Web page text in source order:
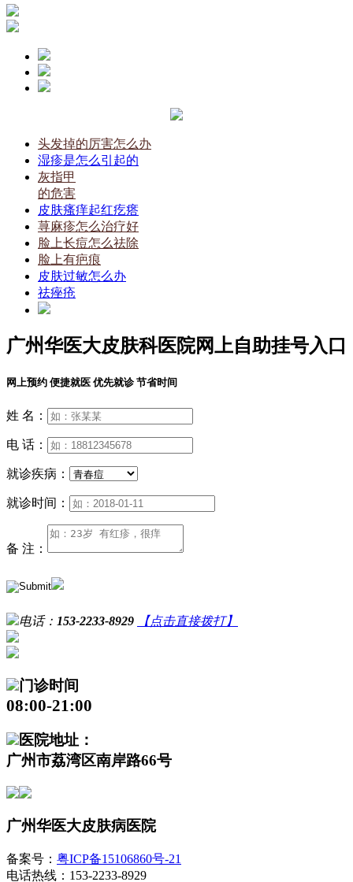
头发掉的厉害怎么办
湿疹是怎么引起的
灰指甲
的危害
皮肤瘙痒起红疙瘩
荨麻疹怎么治疗好
脸上长痘怎么祛除
脸上有疤痕
皮肤过敏怎么办
祛痤疮
广州华医大皮肤科医院网上自助挂号入口
网上预约 便捷就医 优先就诊 节省时间
姓 名：
电 话：
就诊疾病：
就诊时间：
备 注：
电话： 153-2233-8929 【点击直接拨打】
门诊时间
08:00-21:00
医院地址：
广州市荔湾区南岸路66号
广州华医大皮肤病医院
备案号： 粤ICP备15106860号-21
电话热线：153-2233-8929